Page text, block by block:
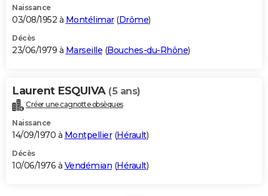
Naissance
03/08/1952 à Montélimar(Drôme)
Décès
23/06/1979 à Marseille (Bouches-du-Rhône)
Laurent ESQUIVA (5 ans)
Créer une cagnotte obsèques
Naissance
14/09/1970 à Montpellier(Hérault)
Décès
10/06/1976 à Vendémian (Hérault)